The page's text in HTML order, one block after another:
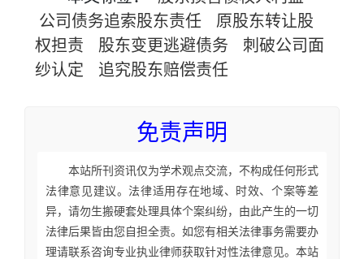
公司债务追索股东责任
原股东转让股
权担责
股东变更逃避债务
刺破公司面
纱认定
追究股东赔偿责任
免责声明
本站所刊资讯仅为学术观点交流，不构成任何形式
法律意见建议。法律适用存在地域、时效、个案等差
异，请勿生搬硬套处理具体个案纠纷，由此产生的一切
法律后果皆由您自担全责。如您有相关法律事务需要办
理请联系咨询专业执业律师获取针对性法律意见。本站